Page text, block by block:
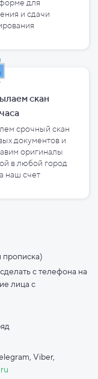
для
и сдачи
скан
часа
срочный скан
документов и
оригиналы
в любой город
наш счет
прописка)
с телефона на
лица с
Viber,